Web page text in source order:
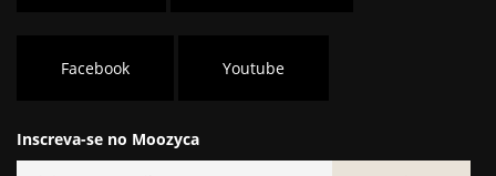
Facebook Youtube
Inscreva-se no Moozyca